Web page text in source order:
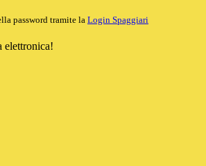
password tramite la Login Spaggiari
elettronica!